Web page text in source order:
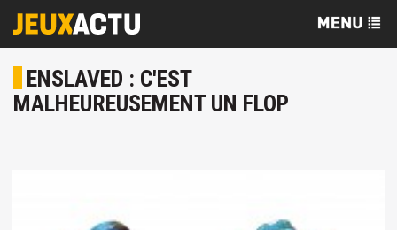
ENSLAVED : C'EST
MALHEUREUSEMENT UN FLOP